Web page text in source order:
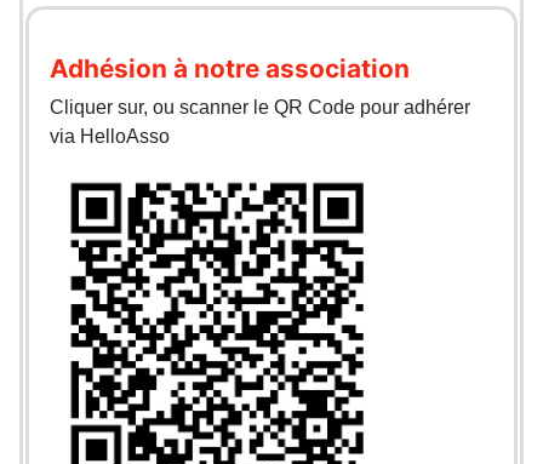
Adhésion à notre association
Cliquer sur, ou scanner le QR Code pour adhérer
via HelloAsso